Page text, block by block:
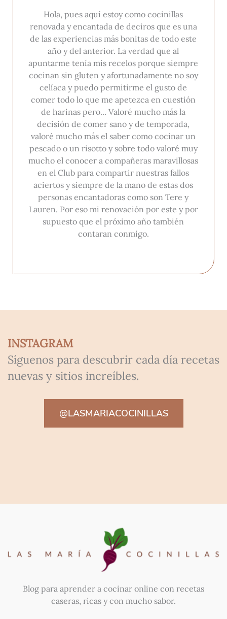
Hola, pues aquí estoy como cocinillas
renovada y encantada de deciros que es una
de las experiencias más bonitas de todo este
año y del anterior. La verdad que al
apuntarme tenía mis recelos porque siempre
cocinan sin gluten y afortunadamente no soy
celíaca y puedo permitirme el gusto de
comer todo lo que me apetezca en cuestión
de harinas pero... Valoré mucho más la
decisión de comer sano y de temporada,
valoré mucho más el saber como cocinar un
pescado o un risotto y sobre todo valoré muy
mucho el conocer a compañeras maravillosas
en el Club para compartir nuestras fallos
aciertos y siempre de la mano de estas dos
personas encantadoras como son Tere y
Lauren. Por eso mi renovación por este y por
supuesto que el próximo año también
contaran conmigo.
INSTAGRAM
Síguenos para descubrir cada día recetas
nuevas y sitios increíbles.
@LASMARIACOCINILLAS
Blog para aprender a cocinar online con recetas
caseras, ricas y con mucho sabor.